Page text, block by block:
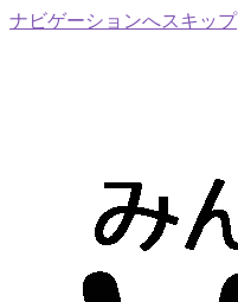
ナビゲーションへスキップ